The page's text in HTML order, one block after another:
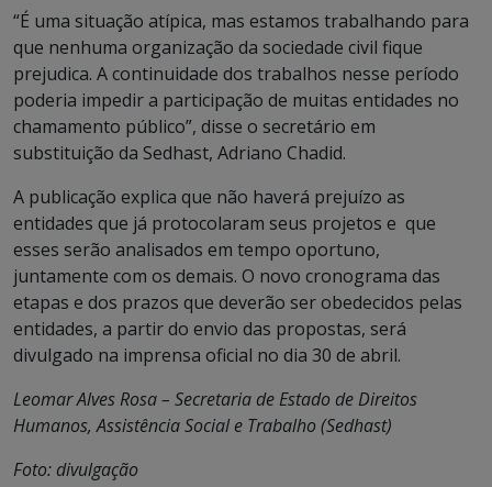
“É uma situação atípica, mas estamos trabalhando para
que nenhuma organização da sociedade civil fique
prejudica. A continuidade dos trabalhos nesse período
poderia impedir a participação de muitas entidades no
chamamento público”, disse o secretário em
substituição da Sedhast, Adriano Chadid.
A publicação explica que não haverá prejuízo as
entidades que já protocolaram seus projetos e que
esses serão analisados em tempo oportuno,
juntamente com os demais. O novo cronograma das
etapas e dos prazos que deverão ser obedecidos pelas
entidades, a partir do envio das propostas, será
divulgado na imprensa oficial no dia 30 de abril.
Leomar Alves Rosa – Secretaria de Estado de Direitos
Humanos, Assistência Social e Trabalho (Sedhast)
Foto: divulgação